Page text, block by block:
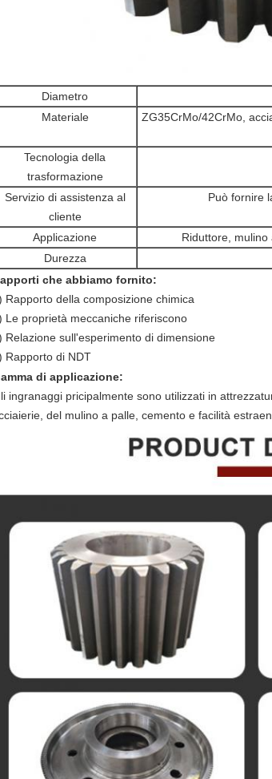
Diametro
Materiale
ZG35CrMo/42CrMo,
Tecnologia della
trasformazione
Servizio di assistenza al
cliente
Può fornire
Applicazione
Riduttore,
Durezza
che abbiamo fornito:
Rapporto della composizione chimica
Le proprietà meccaniche riferiscono
Relazione sull'esperimento di dimensione
Rapporto di NDT
di applicazione:
ingranaggi pricipalmente sono utilizzati in
del mulino a palle, cemento e facilità